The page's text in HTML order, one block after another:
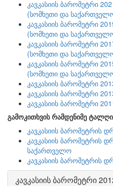
კავკასიის ბარომეტრი
(სომხეთი და
კავკასიის ბარომეტრი
(სომხეთი და
კავკასიის ბარომეტრი
(სომხეთი და
კავკასიის ბარომეტრი
(სომხეთი და
კავკასიის ბარომეტრი
კავკასიის ბარომეტრი
კავკასიის ბარომეტრი
გამოკითხვის რამდენიმე
კავკასიის ბარომეტრის
კავკასიის ბარომეტრის
საქართველო
კავკასიის ბარომეტრის
კავკასიის ბარომეტრი